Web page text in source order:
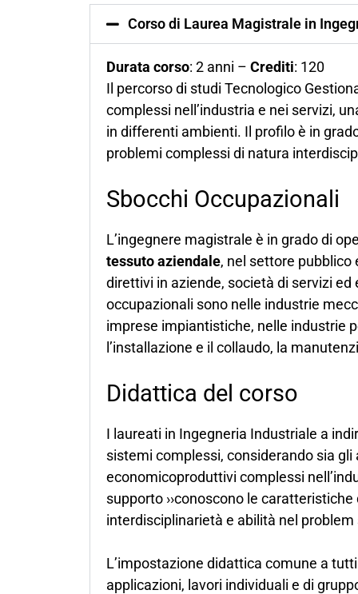
Corso di Laurea Magistrale in
Durata corso: 2 anni – Crediti: 120
Il percorso di studi Tecnologico
complessi nell’industria e nei servizi,
in differenti ambienti. Il profilo è in
problemi complessi di natura
Sbocchi Occupazionali
L’ingegnere magistrale è in grado di
tessuto aziendale, nel settore pubblico
direttivi in aziende, società di servizi
occupazionali sono nelle industrie
imprese impiantistiche, nelle industrie
l’installazione e il collaudo, la
Didattica del corso
I laureati in Ingegneria Industriale a
sistemi complessi, considerando sia
economicoproduttivi complessi
supporto ››conoscono le
interdisciplinarietà e abilità nel problem
L’impostazione didattica comune a
applicazioni, lavori individuali e di